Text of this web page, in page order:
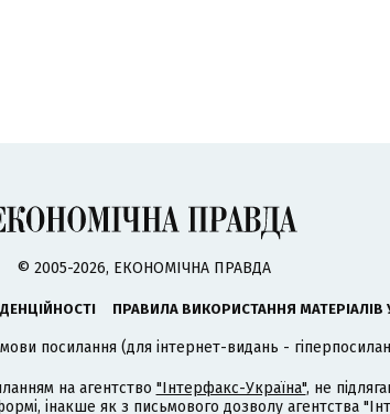
© 2005-2026, ЕКОНОМІЧНА ПРАВДА
ПРАВИЛА ВИКОРИСТАННЯ МАТЕРІАЛІВ
посилання (для інтернет-видань -
на агентство "Інтерфакс-Україна", не
інакше як з письмового дозволу агентства